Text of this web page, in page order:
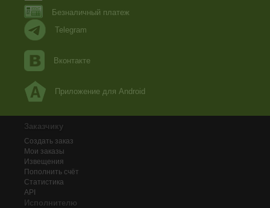
Безналичный платеж
Telegram
Вконтакте
Приложение для Android
Заказчику
Создать заказ
Мои заказы
Извещения
Пополнить счёт
Статистика
API
Исполнителю